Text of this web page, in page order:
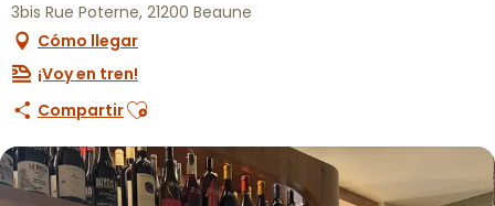
3bis Rue Poterne, 21200 Beaune
Cómo llegar
¡Voy en tren!
CompartirAjouter aux favoris